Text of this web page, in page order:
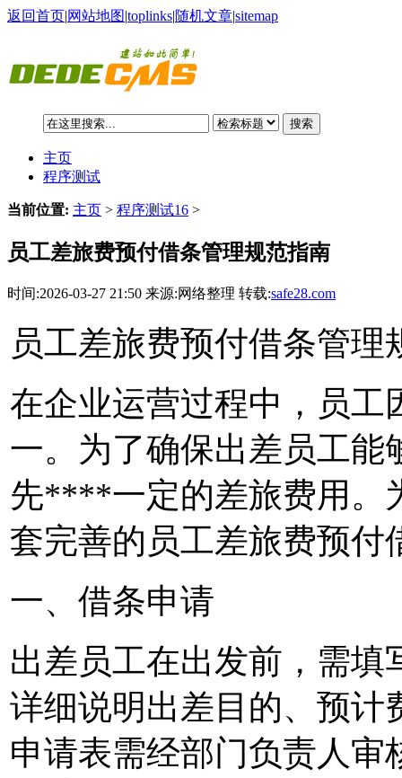
返回首页|网站地图|toplinks|随机文章|sitemap
搜索
主页
程序测试
当前位置: 主页 > 程序测试16 >
员工差旅费预付借条管理规范指南
时间:2026-03-27 21:50 来源:网络整理 转载:safe28.com
员工差旅费预付借条管理
在企业运营过程中，员工
一。为了确保出差员工能
先****一定的差旅费用。
套完善的员工差旅费预
一、借条申请
出差员工在出发前，需填
详细说明出差目的、预计
申请表需经部门负责人审